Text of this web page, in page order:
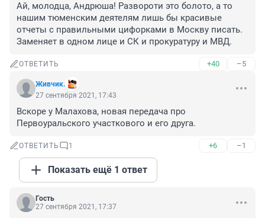
Ай, молодца, Андрюша! Развороти это болото, а то
нашим тюменским деятелям лишь бы красивые
отчеты с правильными цифорками в Москву писать.
Заменяет в одном лице и СК и прокуратуру и МВД.
ОТВЕТИТЬ +40 –5
Живчик.
27 сентября 2021, 17:43
Вскоре у Малахова, новая передача про
Первоуральского участкового и его друга.
ОТВЕТИТЬ 1 +6 –1
Показать ещё 1 ответ
Гость
27 сентября 2021, 17:37